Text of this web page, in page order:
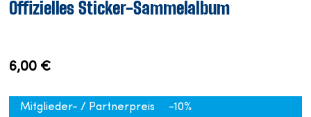
Offizielles Sticker-Sammelalbum
6,00 €
Mitglieder- / Partnerpreis -10%